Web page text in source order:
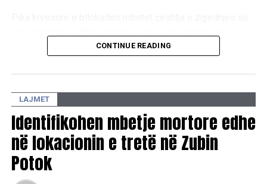
mbeten ende larg një marrëveshjeje politike, duke
përket qëndrimeve për pozitat shtetrore. /E.A/
CONTINUE READING
LAJMET
Identifikohen mbetje mortore edhe
në lokacionin e tretë në Zubin
Potok